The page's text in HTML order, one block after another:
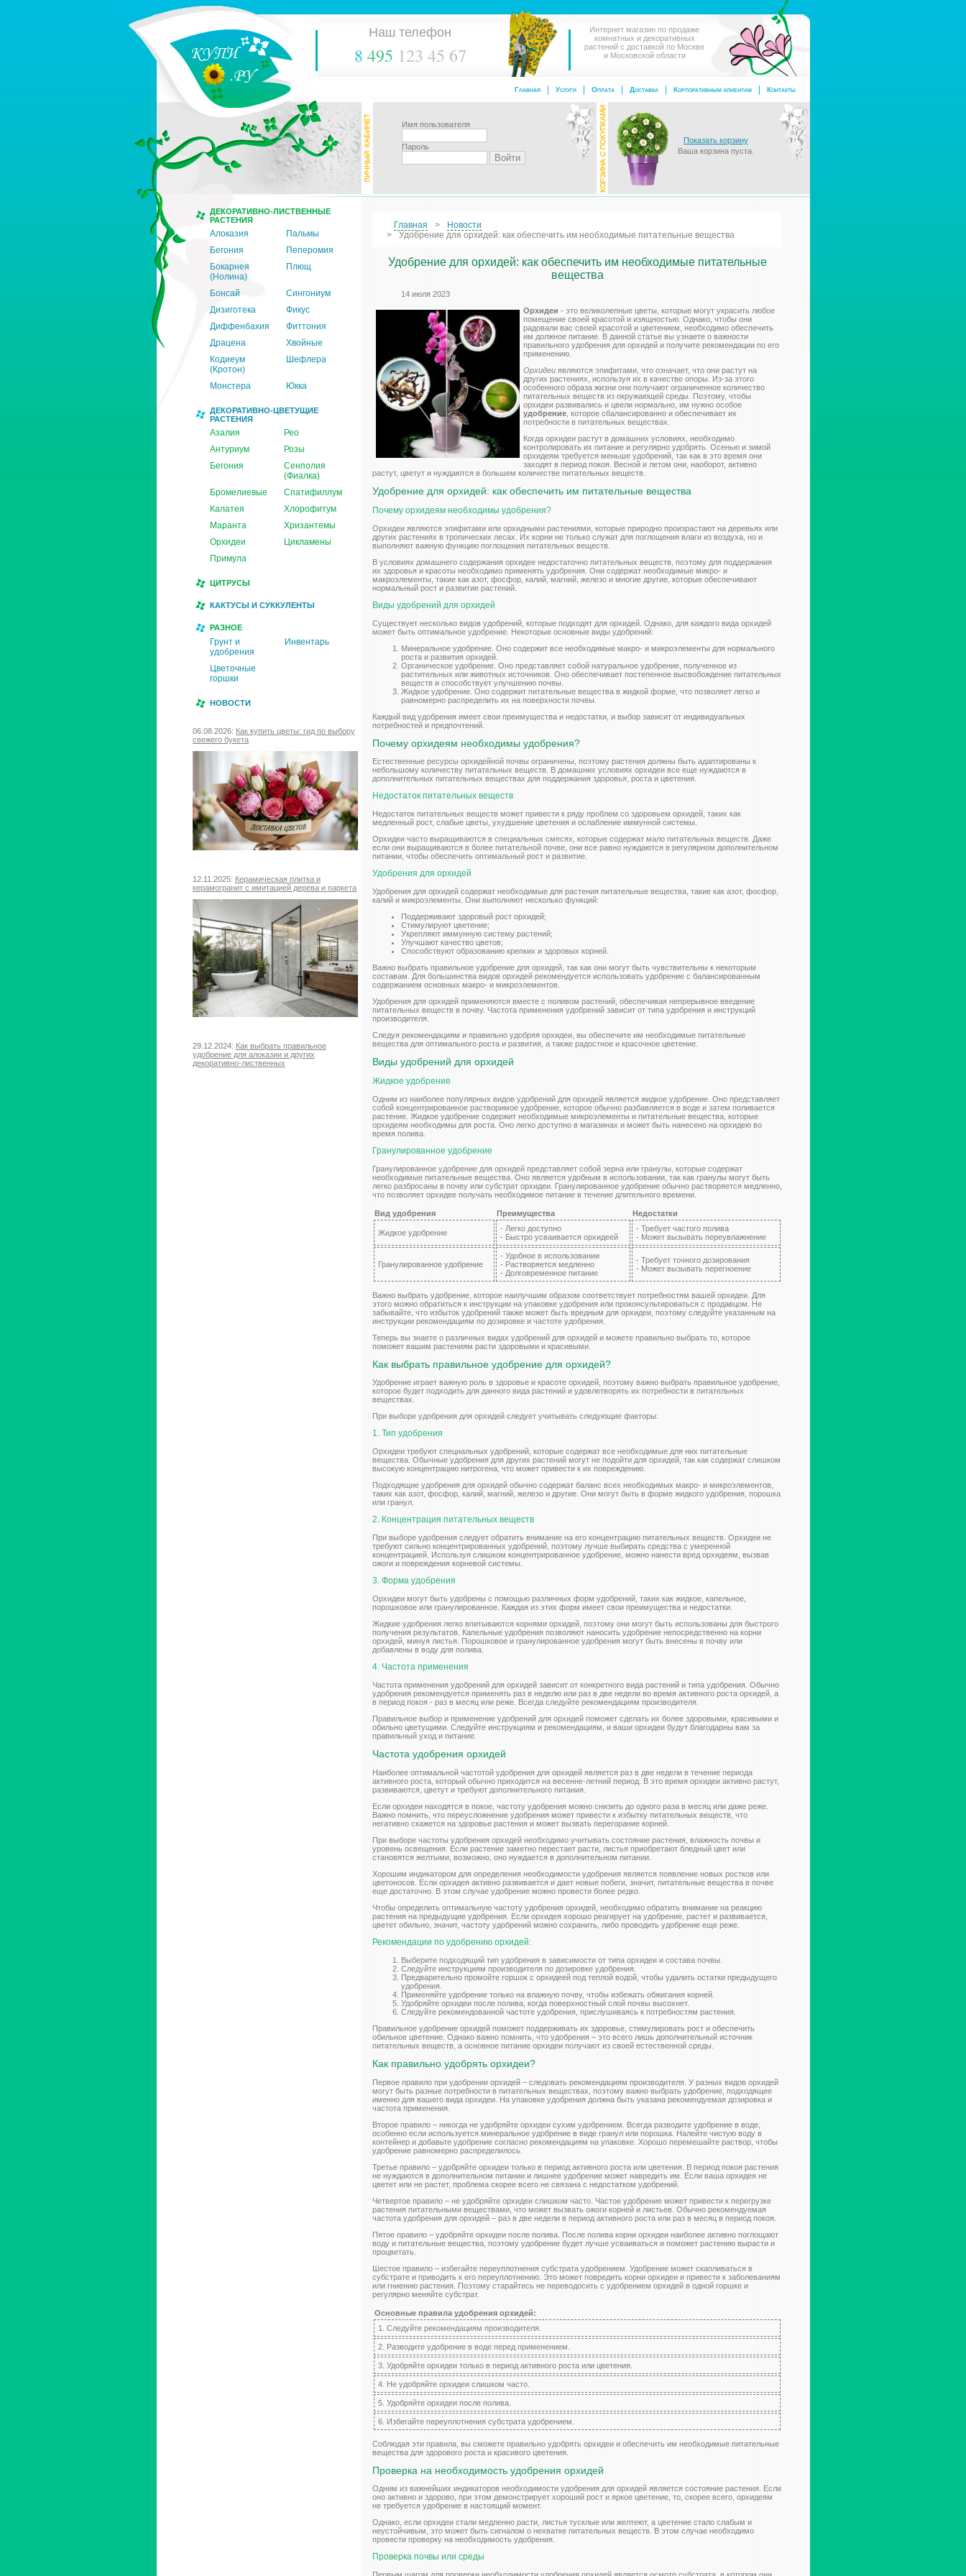
Наш телефон
8 495 123 45 67
Интернет магазин по продаже
комнатных и декоративных
растений с доставкой по Москве
и Московской области
Контакты
Корпоративным клиентам
Доставка
Оплата
Услуги
Главная
Имя пользователя
Пароль
Показать корзину
Ваша корзина пуста.
ДЕКОРАТИВНО-ЛИСТВЕННЫЕ
РАСТЕНИЯ
Алоказия
Пальмы
Бегония
Пеперомия
Бокарнея
(Нолина)
Плющ
Бонсай
Сингониум
Дизиготека
Фикус
Диффенбахия
Фиттония
Драцена
Хвойные
Кодиеум
(Кротон)
Шефлера
Монстера Юкка
ДЕКОРАТИВНО-ЦВЕТУЩИЕ
РАСТЕНИЯ
Азалия
Рео
Антуриум
Розы
Бегония
Сенполия
(Фиалка)
Бромелиевые
Спатифиллум
Калатея
Хлорофитум
Маранта
Хризантемы
Орхидеи
Цикламены
Примула
ЦИТРУСЫ
КАКТУСЫ И СУККУЛЕНТЫ
РАЗНОЕ
Грунт и
удобрения
Инвентарь
Цветочные
горшки
НОВОСТИ
06.08.2026: Как купить цветы: гид по выбору
свежего букета
12.11.2025: Керамическая плитка и
керамогранит с имитацией дерева и паркета
29.12.2024: Как выбрать правильное
удобрение для алоказии и других
декоративно-лиственных
Главная
Новости
Удобрение для орхидей: как обеспечить им необходимые питательные вещества
Удобрение для орхидей: как обеспечить им необходимые питательные
вещества
14 июля 2023
Орхидеи - это великолепные цветы, которые могут украсить любое
помещение своей красотой и изящностью. Однако, чтобы они
радовали вас своей красотой и цветением, необходимо обеспечить
им должное питание. В данной статье вы узнаете о важности
правильного удобрения для орхидей и получите рекомендации по его
применению.
Орхидеи являются эпифитами, что означает, что они растут на
других растениях, используя их в качестве опоры. Из-за этого
особенного образа жизни они получают ограниченное количество
питательных веществ из окружающей среды. Поэтому, чтобы
орхидеи развивались и цвели нормально, им нужно особое
удобрение , которое сбалансированно и обеспечивает их
потребности в питательных веществах.
Когда орхидеи растут в домашних условиях, необходимо
контролировать их питание и регулярно удобрять. Осенью и зимой
орхидеям требуется меньше удобрений, так как в это время они
заходят в период покоя. Весной и летом они, наоборот, активно
растут, цветут и нуждаются в большем количестве питательных веществ.
Удобрение для орхидей: как обеспечить им питательные вещества
Почему орхидеям необходимы удобрения?
Орхидеи являются эпифитами или орхидными растениями, которые природно произрастают на деревьях или
других растениях в тропических лесах. Их корни не только служат для поглощения влаги из воздуха, но и
выполняют важную функцию поглощения питательных веществ.
В условиях домашнего содержания орхидее недостаточно питательных веществ, поэтому для поддержания
их здоровья и красоты необходимо применять удобрения. Они содержат необходимые микро- и
макроэлементы, такие как азот, фосфор, калий, магний, железо и многие другие, которые обеспечивают
нормальный рост и развитие растений.
Виды удобрений для орхидей
Существует несколько видов удобрений, которые подходят для орхидей. Однако, для каждого вида орхидей
может быть оптимальное удобрение. Некоторые основные виды удобрений:
Минеральное удобрение. Оно содержит все необходимые макро- и микроэлементы для нормального
роста и развития орхидей.
Органическое удобрение. Оно представляет собой натуральное удобрение, полученное из
растительных или животных источников. Оно обеспечивает постепенное высвобождение питательных
веществ и способствует улучшению почвы.
Жидкое удобрение. Оно содержит питательные вещества в жидкой форме, что позволяет легко и
равномерно распределить их на поверхности почвы.
Каждый вид удобрения имеет свои преимущества и недостатки, и выбор зависит от индивидуальных
потребностей и предпочтений.
Почему орхидеям необходимы удобрения?
Естественные ресурсы орхидейной почвы ограничены, поэтому растения должны быть адаптированы к
небольшому количеству питательных веществ. В домашних условиях орхидеи все еще нуждаются в
дополнительных питательных веществах для поддержания здоровья, роста и цветения.
Недостаток питательных веществ
Недостаток питательных веществ может привести к ряду проблем со здоровьем орхидей, таких как
медленный рост, слабые цветы, ухудшение цветения и ослабление иммунной системы.
Орхидеи часто выращиваются в специальных смесях, которые содержат мало питательных веществ. Даже
если они выращиваются в более питательной почве, они все равно нуждаются в регулярном дополнительном
питании, чтобы обеспечить оптимальный рост и развитие.
Удобрения для орхидей
Удобрения для орхидей содержат необходимые для растения питательные вещества, такие как азот, фосфор,
калий и микроэлементы. Они выполняют несколько функций:
Поддерживают здоровый рост орхидей;
Стимулируют цветение;
Укрепляют иммунную систему растений;
Улучшают качество цветов;
Способствуют образованию крепких и здоровых корней.
Важно выбрать правильное удобрение для орхидей, так как они могут быть чувствительны к некоторым
составам. Для большинства видов орхидей рекомендуется использовать удобрение с балансированным
содержанием основных макро- и микроэлементов.
Удобрения для орхидей применяются вместе с поливом растений, обеспечивая непрерывное введение
питательных веществ в почву. Частота применения удобрений зависит от типа удобрения и инструкций
производителя.
Следуя рекомендациям и правильно удобряя орхидеи, вы обеспечите им необходимые питательные
вещества для оптимального роста и развития, а также радостное и красочное цветение.
Виды удобрений для орхидей
Жидкое удобрение
Одним из наиболее популярных видов удобрений для орхидей является жидкое удобрение. Оно представляет
собой концентрированное растворимое удобрение, которое обычно разбавляется в воде и затем поливается
растение. Жидкое удобрение содержит необходимые микроэлементы и питательные вещества, которые
орхидеям необходимы для роста. Оно легко доступно в магазинах и может быть нанесено на орхидею во
время полива.
Гранулированное удобрение
Гранулированное удобрение для орхидей представляет собой зерна или гранулы, которые содержат
необходимые питательные вещества. Оно является удобным в использовании, так как гранулы могут быть
легко разбросаны в почву или субстрат орхидеи. Гранулированное удобрение обычно растворяется медленно,
что позволяет орхидее получать необходимое питание в течение длительного времени.
Вид удобрения Преимущества Недостатки
Жидкое удобрение
- Легко доступно
- Быстро усваивается орхидеей
- Требует частого полива
- Может вызывать переувлажнение
Гранулированное удобрение
- Удобное в использовании
- Растворяется медленно
- Долговременное питание
- Требует точного дозирования
- Может вызывать перегноение
Важно выбрать удобрение, которое наилучшим образом соответствует потребностям вашей орхидеи. Для
этого можно обратиться к инструкции на упаковке удобрения или проконсультироваться с продавцом. Не
забывайте, что избыток удобрений также может быть вредным для орхидеи, поэтому следуйте указанным на
инструкции рекомендациям по дозировке и частоте удобрения.
Теперь вы знаете о различных видах удобрений для орхидей и можете правильно выбрать то, которое
поможет вашим растениям расти здоровыми и красивыми.
Как выбрать правильное удобрение для орхидей?
Удобрение играет важную роль в здоровье и красоте орхидей, поэтому важно выбрать правильное удобрение,
которое будет подходить для данного вида растений и удовлетворять их потребности в питательных
веществах.
При выборе удобрения для орхидей следует учитывать следующие факторы:
1. Тип удобрения
Орхидеи требуют специальных удобрений, которые содержат все необходимые для них питательные
вещества. Обычные удобрения для других растений могут не подойти для орхидей, так как содержат слишком
высокую концентрацию нитрогена, что может привести к их повреждению.
Подходящие удобрения для орхидей обычно содержат баланс всех необходимых макро- и микроэлементов,
таких как азот, фосфор, калий, магний, железо и другие. Они могут быть в форме жидкого удобрения, порошка
или гранул.
2. Концентрация питательных веществ
При выборе удобрения следует обратить внимание на его концентрацию питательных веществ. Орхидеи не
требуют сильно концентрированных удобрений, поэтому лучше выбирать средства с умеренной
концентрацией. Используя слишком концентрированное удобрение, можно нанести вред орхидеям, вызвав
ожоги и повреждения корневой системы.
3. Форма удобрения
Орхидеи могут быть удобрены с помощью различных форм удобрений, таких как жидкое, капельное,
порошковое или гранулированное. Каждая из этих форм имеет свои преимущества и недостатки.
Жидкие удобрения легко впитываются корнями орхидей, поэтому они могут быть использованы для быстрого
получения результатов. Капельные удобрения позволяют наносить удобрение непосредственно на корни
орхидей, минуя листья. Порошковое и гранулированное удобрения могут быть внесены в почву или
добавлены в воду для полива.
4. Частота применения
Частота применения удобрений для орхидей зависит от конкретного вида растений и типа удобрения. Обычно
удобрения рекомендуется применять раз в неделю или раз в две недели во время активного роста орхидей, а
в период покоя - раз в месяц или реже. Всегда следуйте рекомендациям производителя.
Правильное выбор и применение удобрений для орхидей поможет сделать их более здоровыми, красивыми и
обильно цветущими. Следуйте инструкциям и рекомендациям, и ваши орхидеи будут благодарны вам за
правильный уход и питание.
Частота удобрения орхидей
Наиболее оптимальной частотой удобрения для орхидей является раз в две недели в течение периода
активного роста, который обычно приходится на весенне-летний период. В это время орхидеи активно растут,
развиваются, цветут и требуют дополнительного питания.
Если орхидеи находятся в покое, частоту удобрения можно снизить до одного раза в месяц или даже реже.
Важно помнить, что переусложнение удобрения может привести к избытку питательных веществ, что
негативно скажется на здоровье растения и может вызвать перегорание корней.
При выборе частоты удобрения орхидей необходимо учитывать состояние растения, влажность почвы и
уровень освещения. Если растение заметно перестает расти, листья приобретают бледный цвет или
становятся желтыми, возможно, оно нуждается в дополнительном питании.
Хорошим индикатором для определения необходимости удобрения является появление новых ростков или
цветоносов. Если орхидея активно развивается и дает новые побеги, значит, питательные вещества в почве
еще достаточно. В этом случае удобрение можно провести более редко.
Чтобы определить оптимальную частоту удобрения орхидей, необходимо обратить внимание на реакцию
растения на предыдущие удобрения. Если орхидея хорошо реагирует на удобрение, растет и развивается,
цветет обильно, значит, частоту удобрений можно сохранить, либо проводить удобрение еще реже.
Рекомендации по удобрению орхидей:
Выберите подходящий тип удобрения в зависимости от типа орхидеи и состава почвы.
Следуйте инструкциям производителя по дозировке удобрения.
Предварительно промойте горшок с орхидеей под теплой водой, чтобы удалить остатки предыдущего
удобрения.
Применяйте удобрение только на влажную почву, чтобы избежать обжигания корней.
Удобряйте орхидеи после полива, когда поверхностный слой почвы высохнет.
Следуйте рекомендованной частоте удобрения, прислушиваясь к потребностям растения.
Правильное удобрение орхидей поможет поддерживать их здоровье, стимулировать рост и обеспечить
обильное цветение. Однако важно помнить, что удобрения – это всего лишь дополнительный источник
питательных веществ, а основное питание орхидеи получают из своей естественной среды.
Как правильно удобрять орхидеи?
Первое правило при удобрении орхидей – следовать рекомендациям производителя. У разных видов орхидей
могут быть разные потребности в питательных веществах, поэтому важно выбрать удобрение, подходящее
именно для вашего вида орхидеи. На упаковке удобрения должна быть указана рекомендуемая дозировка и
частота применения.
Второе правило – никогда не удобряйте орхидеи сухим удобрением. Всегда разводите удобрение в воде,
особенно если используется минеральное удобрение в виде гранул или порошка. Налейте чистую воду в
контейнер и добавьте удобрение согласно рекомендациям на упаковке. Хорошо перемешайте раствор, чтобы
удобрение равномерно распределилось.
Третье правило – удобряйте орхидеи только в период активного роста или цветения. В период покоя растения
не нуждаются в дополнительном питании и лишнее удобрение может навредить им. Если ваша орхидея не
цветет или не растет, проблема скорее всего не связана с недостатком удобрений.
Четвертое правило – не удобряйте орхидеи слишком часто. Частое удобрение может привести к перегрузке
растения питательными веществами, что может вызвать ожоги корней и листьев. Обычно рекомендуемая
частота удобрения для орхидей – раз в две недели в период активного роста или раз в месяц в период покоя.
Пятое правило – удобряйте орхидеи после полива. После полива корни орхидеи наиболее активно поглощают
воду и питательные вещества, поэтому удобрение будет лучше усваиваться и поможет растению вырасти и
процветать.
Шестое правило – избегайте переуплотнения субстрата удобрением. Удобрение может скапливаться в
субстрате и приводить к его переуплотнению. Это может повредить корни орхидеи и привести к заболеваниям
или гниению растения. Поэтому старайтесь не переводосить с удобрением орхидей в одной горшке и
регулярно меняйте субстрат.
Основные правила удобрения орхидей:
1. Следуйте рекомендациям производителя.
2. Разводите удобрение в воде перед применением.
3. Удобряйте орхидеи только в период активного роста или цветения.
4. Не удобряйте орхидеи слишком часто.
5. Удобряйте орхидеи после полива.
6. Избегайте переуплотнения субстрата удобрением.
Соблюдая эти правила, вы сможете правильно удобрять орхидеи и обеспечить им необходимые питательные
вещества для здорового роста и красивого цветения.
Проверка на необходимость удобрения орхидей
Одним из важнейших индикаторов необходимости удобрения для орхидей является состояние растения. Если
оно активно и здорово, при этом демонстрирует хороший рост и яркое цветение, то, скорее всего, орхидеям
не требуется удобрение в настоящий момент.
Однако, если орхидеи стали медленно расти, листья тусклые или желтеют, а цветение стало слабым и
неустойчивым, это может быть сигналом о нехватке питательных веществ. В этом случае необходимо
провести проверку на необходимость удобрения.
Проверка почвы или среды